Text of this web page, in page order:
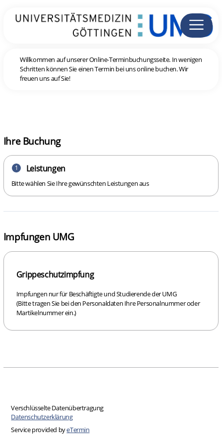
Willkommen auf unserer Online-Terminbuchungsseite. In wenigen
Schritten können Sie einen Termin bei uns online buchen. Wir
freuen uns auf Sie!
Impfungen UMG
Grippeschutzimpfung
Impfungen nur für Beschäftigte und Studierende der UMG
(Bitte tragen Sie bei den Personaldaten Ihre Personalnummer oder
Martikelnummer ein.)
Ihre Buchung
1 Leistungen
Bitte wählen Sie Ihre gewünschten Leistungen aus
Service provided byeTermin
Verschlüsselte Datenübertragung
Datenschutzerklärung